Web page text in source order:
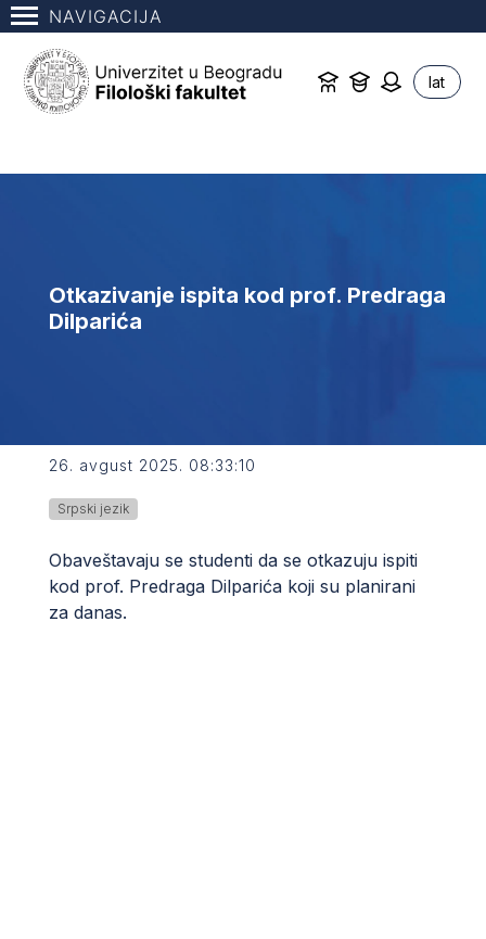
NAVIGACIJA
lat
Otkazivanje ispita kod prof. Predraga
Dilparića
26. avgust 2025. 08:33:10
Srpski jezik
Obaveštavaju se studenti da se otkazuju ispiti
kod prof. Predraga Dilparića koji su planirani
za danas.